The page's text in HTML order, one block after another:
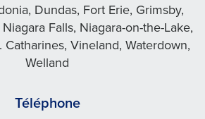
Dundas, Fort Erie, Grimsby,
Falls, Niagara-on-the-Lake,
Vineland, Waterdown,
Welland
Téléphone